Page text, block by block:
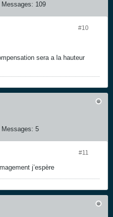
Messages: 109
#10
sera a la hauteur
Messages: 5
#11
j’espère